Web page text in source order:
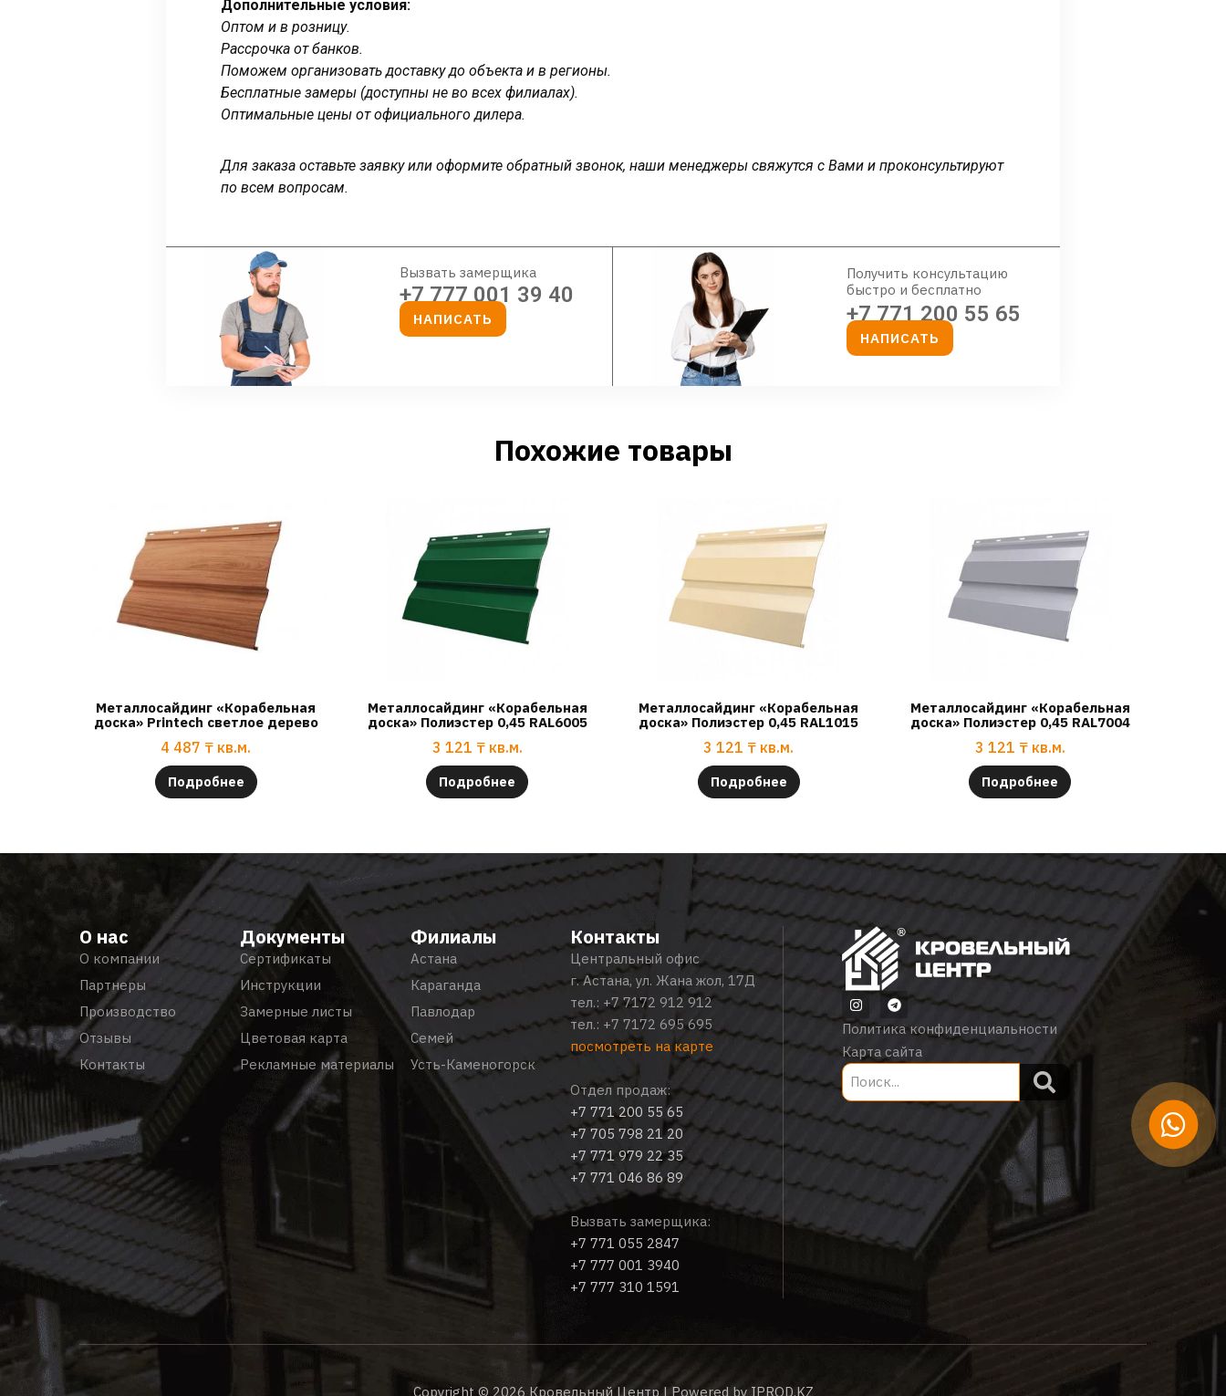
Дополнительные условия:
Оптом и в розницу.
Рассрочка от банков.
Поможем организовать доставку до объекта и в регионы.
Бесплатные замеры (доступны не во всех филиалах).
Оптимальные цены от официального дилера.
Для заказа оставьте заявку или оформите обратный звонок, наши менеджеры свяжутся с Вами и проконсультируют
по всем вопросам.
Вызвать замерщика
+7 777 001 39 40
НАПИСАТЬ
Получить консультацию
быстро и бесплатно
+7 771 200 55 65
НАПИСАТЬ
Похожие товары
Металлосайдинг «Корабельная
доска» Printech светлое дерево
4 487 ₸ кв.м.
Подробнее
Металлосайдинг «Корабельная
доска» Полиэстер 0,45 RAL6005
3 121 ₸ кв.м.
Подробнее
Металлосайдинг «Корабельная
доска» Полиэстер 0,45 RAL1015
3 121 ₸ кв.м.
Подробнее
Металлосайдинг «Корабельная
доска» Полиэстер 0,45 RAL7004
3 121 ₸ кв.м.
Подробнее
О нас
О компании
Партнеры
Производство
Отзывы
Контакты
Документы
Сертификаты
Инструкции
Замерные листы
Цветовая карта
Рекламные материалы
Филиалы
Астана
Караганда
Павлодар
Семей
Усть-Каменогорск
Контакты
Центральный офис
г. Астана, ул. Жана жол, 17Д
тел.: +7 7172 912 912
тел.: +7 7172 695 695
посмотреть на карте
Отдел продаж:
+7 771 200 55 65
+7 705 798 21 20
+7 771 979 22 35
+7 771 046 86 89
Вызвать замерщика:
+7 771 055 2847
+7 777 001 3940
+7 777 310 1591
Политика конфиденциальности
Карта сайта
Copyright © 2026 Кровельный Центр | Powered by IPROD.KZ